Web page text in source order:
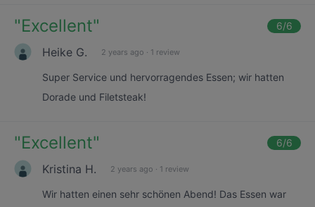
"Excellent" 6/6
Heike G. 2 years ago · 1 review
Super Service und hervorragendes Essen; wir hatten
Dorade und Filetsteak!
"Excellent" 6/6
Kristina H. 2 years ago · 1 review
Wir hatten einen sehr schönen Abend! Das Essen war